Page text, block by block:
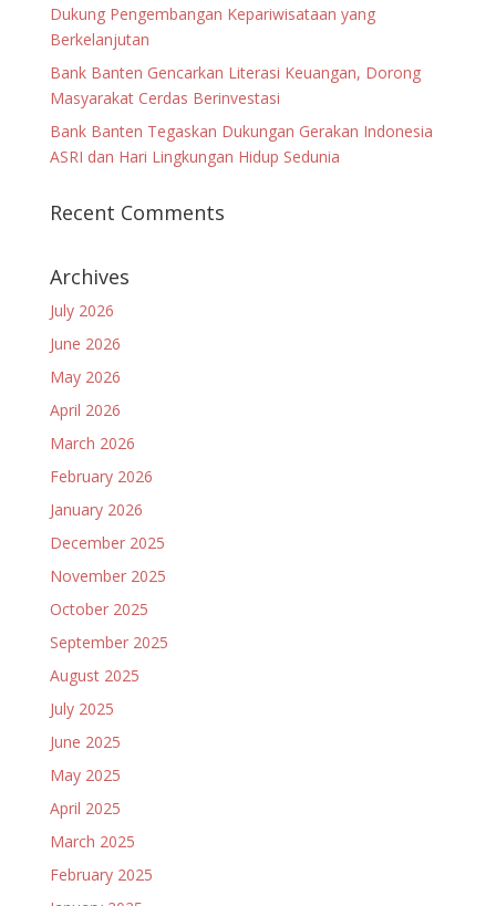
Dukung Pengembangan Kepariwisataan yang
Berkelanjutan
Bank Banten Gencarkan Literasi Keuangan, Dorong
Masyarakat Cerdas Berinvestasi
Bank Banten Tegaskan Dukungan Gerakan Indonesia
ASRI dan Hari Lingkungan Hidup Sedunia
Recent Comments
Archives
July 2026
June 2026
May 2026
April 2026
March 2026
February 2026
January 2026
December 2025
November 2025
October 2025
September 2025
August 2025
July 2025
June 2025
May 2025
April 2025
March 2025
February 2025